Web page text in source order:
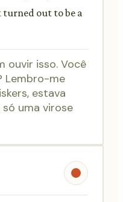
out to be a
ouvir isso. Você
Lembro-me
estava
uma virose